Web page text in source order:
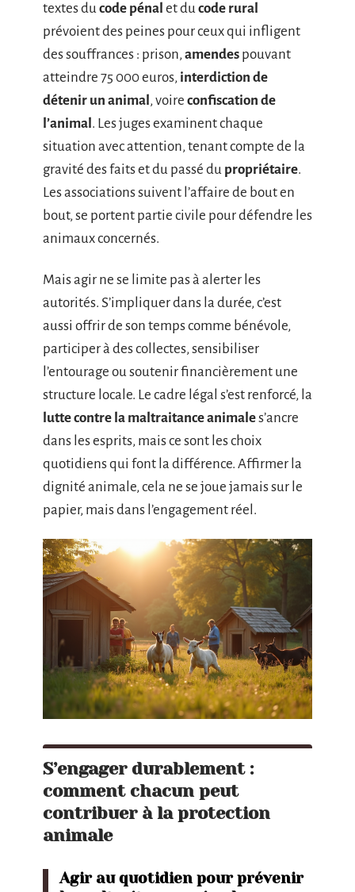
textes ducode pénal et ducode rural
prévoient des peines pour ceux qui infligent
des souffrances : prison,amendes pouvant
atteindre 75 000 euros, interdiction de
détenir un animal, voire confiscation de
l’animal. Les juges examinent chaque
situation avec attention, tenant compte de la
gravité des faits et du passé du propriétaire.
Les associations suivent l’affaire de bout en
bout, se portent partie civile pour défendre les
animaux concernés.
Mais agir ne se limite pas à alerter les
autorités. S’impliquer dans la durée, c’est
aussi offrir de son temps comme bénévole,
participer à des collectes, sensibiliser
l’entourage ou soutenir financièrement une
structure locale. Le cadre légal s’est renforcé, la
lutte contre la maltraitance animales’ancre
dans les esprits, mais ce sont les choix
quotidiens qui font la différence. Affirmer la
dignité animale, cela ne se joue jamais sur le
papier, mais dans l’engagement réel.
S’engager durablement :
comment chacun peut
contribuer à la protection
animale
Agir au quotidien pour prévenir